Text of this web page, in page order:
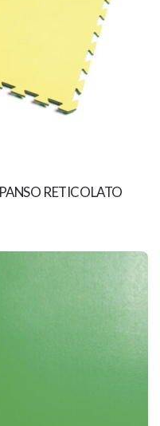
RETICOLATO